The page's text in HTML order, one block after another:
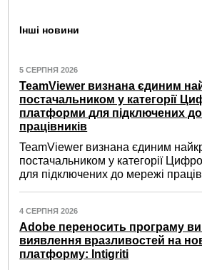
Інші новини
5 СЕРПНЯ 2026
TeamViewer визнана єдиним
постачальником у категорії
платформи для підключених
працівників
TeamViewer визнана єдиним
постачальником у категорії
для підключених до мережі
4 СЕРПНЯ 2026
Adobe переносить програму
виявлення вразливостей на
платформу: Intigriti